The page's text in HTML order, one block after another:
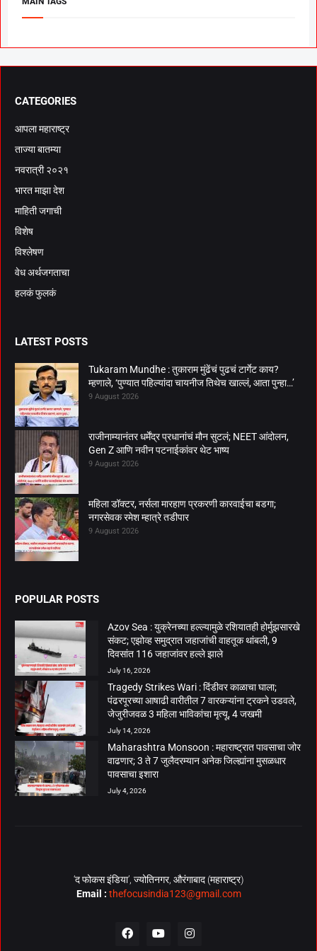
CATEGORIES
आपला महाराष्ट्र
ताज्या बातम्या
नवरात्री २०२१
भारत माझा देश
माहिती जगाची
विशेष
विश्लेषण
वेध अर्थजगताचा
हलकं फुलकं
LATEST POSTS
Tukaram Mundhe : तुकाराम मुंढेंचं पुढचं टार्गेट काय?
म्हणाले, ‘पुण्यात पहिल्यांदा चायनीज तिथेच खाल्लं, आता पुन्हा…’
9 August 2026
राजीनाम्यानंतर धर्मेंद्र प्रधानांचं मौन सुटलं; NEET आंदोलन,
Gen Z आणि नवीन पटनाईकांवर थेट भाष्य
9 August 2026
महिला डॉक्टर, नर्सला मारहाण प्रकरणी कारवाईचा बडगा;
नगरसेवक रमेश म्हात्रे तडीपार
9 August 2026
POPULAR POSTS
Azov Sea : युक्रेनच्या हल्ल्यामुळे रशियातही होर्मुझसारखे
संकट; एझोव्ह समुद्रात जहाजांची वाहतूक थांबली, 9
दिवसांत 116 जहाजांवर हल्ले झाले
July 16, 2026
Tragedy Strikes Wari : दिंडीवर काळाचा घाला;
पंढरपूरच्या आषाढी वारीतील 7 वारकऱ्यांना ट्रकने उडवले,
जेजुरीजवळ 3 महिला भाविकांचा मृत्यू, 4 जखमी
July 14, 2026
Maharashtra Monsoon : महाराष्ट्रात पावसाचा जोर
वाढणार; 3 ते 7 जुलैदरम्यान अनेक जिल्ह्यांना मुसळधार
पावसाचा इशारा
July 4, 2026
‘द फोकस इंडिया’, ज्योतिनगर, औरंगाबाद (महाराष्ट्र)
Email : thefocusindia123@gmail.com